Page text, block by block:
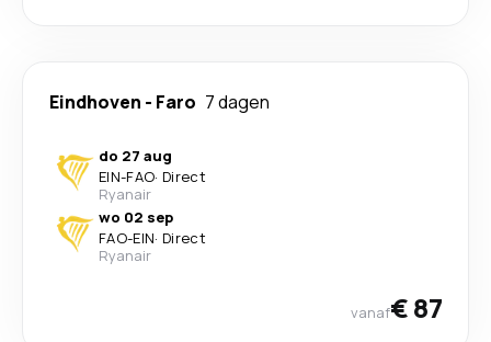
Eindhoven - Faro 7 dagen
do 27 aug
EIN-FAO· Direct
Ryanair
wo 02 sep
FAO-EIN· Direct
Ryanair
vanaf€ 87